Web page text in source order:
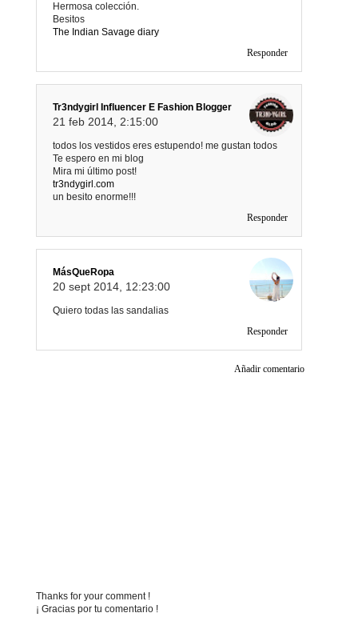
Hermosa colección.
Besitos
The Indian Savage diary
Responder
Tr3ndygirl Influencer E Fashion Blogger
21 feb 2014, 2:15:00
todos los vestidos eres estupendo! me gustan todos
Te espero en mi blog
Mira mi último post!
tr3ndygirl.com
un besito enorme!!!
Responder
MásQueRopa
20 sept 2014, 12:23:00
Quiero todas las sandalias
Responder
Añadir comentario
Thanks for your comment !
¡ Gracias por tu comentario !